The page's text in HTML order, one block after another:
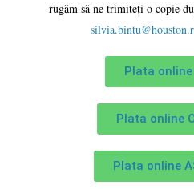
rugăm să ne trimiteți o copie
Plata online
Plata online
Plata online